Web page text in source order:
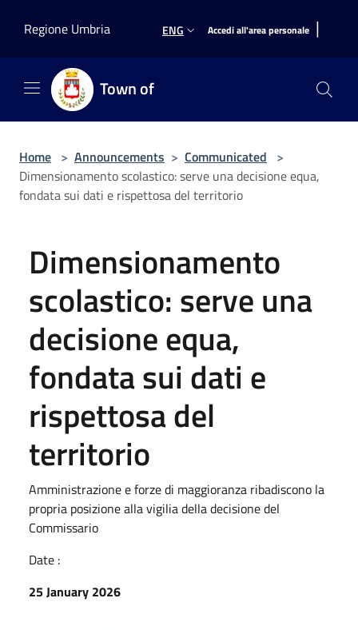
Regione Umbria
ENG Accedi all'area personale |
Town of
Home > Announcements > Communicated >
Dimensionamento scolastico: serve una decisione equa,
fondata sui dati e rispettosa del territorio
Dimensionamento
scolastico: serve una
decisione equa,
fondata sui dati e
rispettosa del
territorio
Amministrazione e forze di maggioranza ribadiscono la
propria posizione alla vigilia della decisione del
Commissario
Date :
25 January 2026